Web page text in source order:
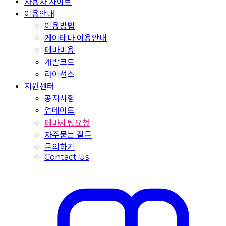
이용안내
이용방법
케이테마 이용안내
테마비용
개발코드
라이선스
지원센터
공지사항
업데이트
테마세팅요청
자주묻는 질문
문의하기
Contact Us